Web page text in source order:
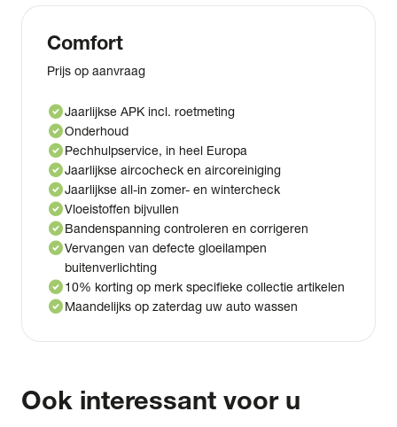
Comfort
Prijs op aanvraag
check_circleJaarlijkse APK incl. roetmeting
check_circleOnderhoud
check_circlePechhulpservice, in heel Europa
check_circleJaarlijkse aircocheck en aircoreiniging
check_circleJaarlijkse all-in zomer- en wintercheck
check_circleVloeistoffen bijvullen
check_circleBandenspanning controleren en corrigeren
check_circleVervangen van defecte gloeilampen
buitenverlichting
check_circle10% korting op merk specifieke collectie artikelen
check_circleMaandelijks op zaterdag uw auto wassen
Ook interessant voor u